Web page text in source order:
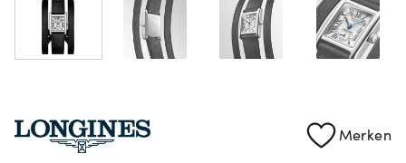
Rolex Certified Pre-Owned entdecken
Merken